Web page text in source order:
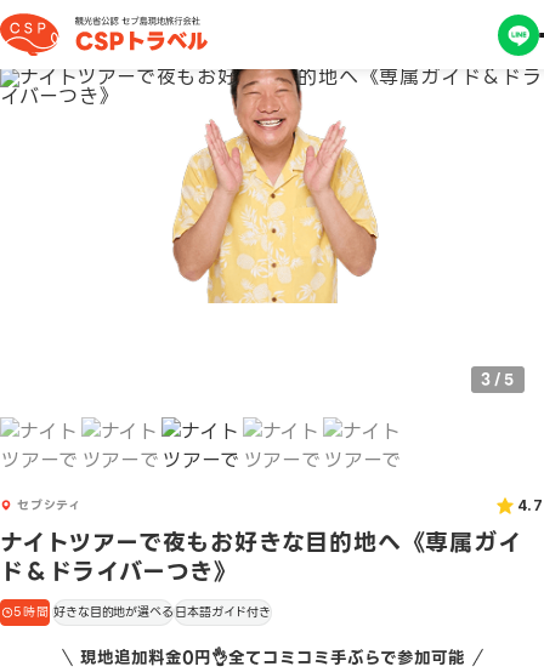
4/ 5
セブシティ 4.7
ナイトツアーで夜もお好きな目的地へ《専属ガイ
ド＆ドライバーつき》
5時間 好きな目的地が選べる日本語ガイド付き
現地追加料金0円👌全てコミコミ手ぶらで参加可能